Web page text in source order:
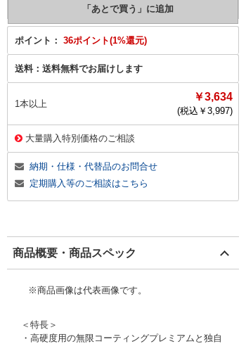
ポイント： 36ポイント(1%還元)
送料： 送料無料でお届けします
1本以上
￥3,634
(税込￥ 3,997)
大量購入特別価格のご相談
納期・仕様・代替品のお問合せ
定期購入等のご相談はこちら
商品概要・商品スペック
※商品画像は代表画像です。
＜特長＞
・高硬度用の無限コーティングプレミアムと独自